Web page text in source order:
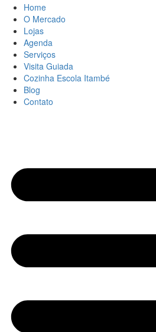
Home
O Mercado
Lojas
Agenda
Serviços
Visita Guiada
Cozinha Escola Itambé
Blog
Contato